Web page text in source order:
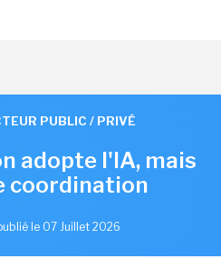
PUBLIC / PRIVÉ
adopte l'IA, mais
coordination
le 07 Juillet 2026